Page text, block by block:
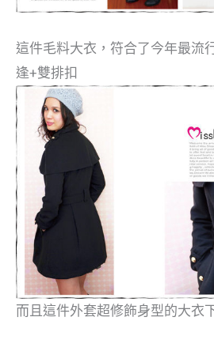
這件毛料大衣，符合了今年最流
逢+雙排扣
而且這件外套超修飾身型的大衣